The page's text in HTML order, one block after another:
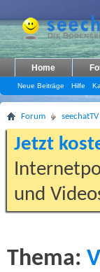
Home
Neue Beiträge Hilfe
Forum
Jetzt
und
Thema: